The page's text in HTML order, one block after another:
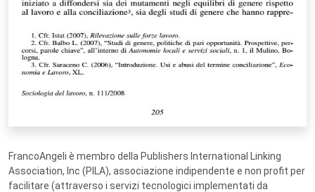
FrancoAngeli è membro della Publishers International Linking
Association, Inc (PILA), associazione indipendente e non profit per
facilitare (attraverso i servizi tecnologici implementati da